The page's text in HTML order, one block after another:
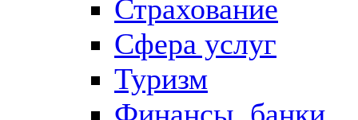
Страхование
Сфера услуг
Туризм
Финансы, банки